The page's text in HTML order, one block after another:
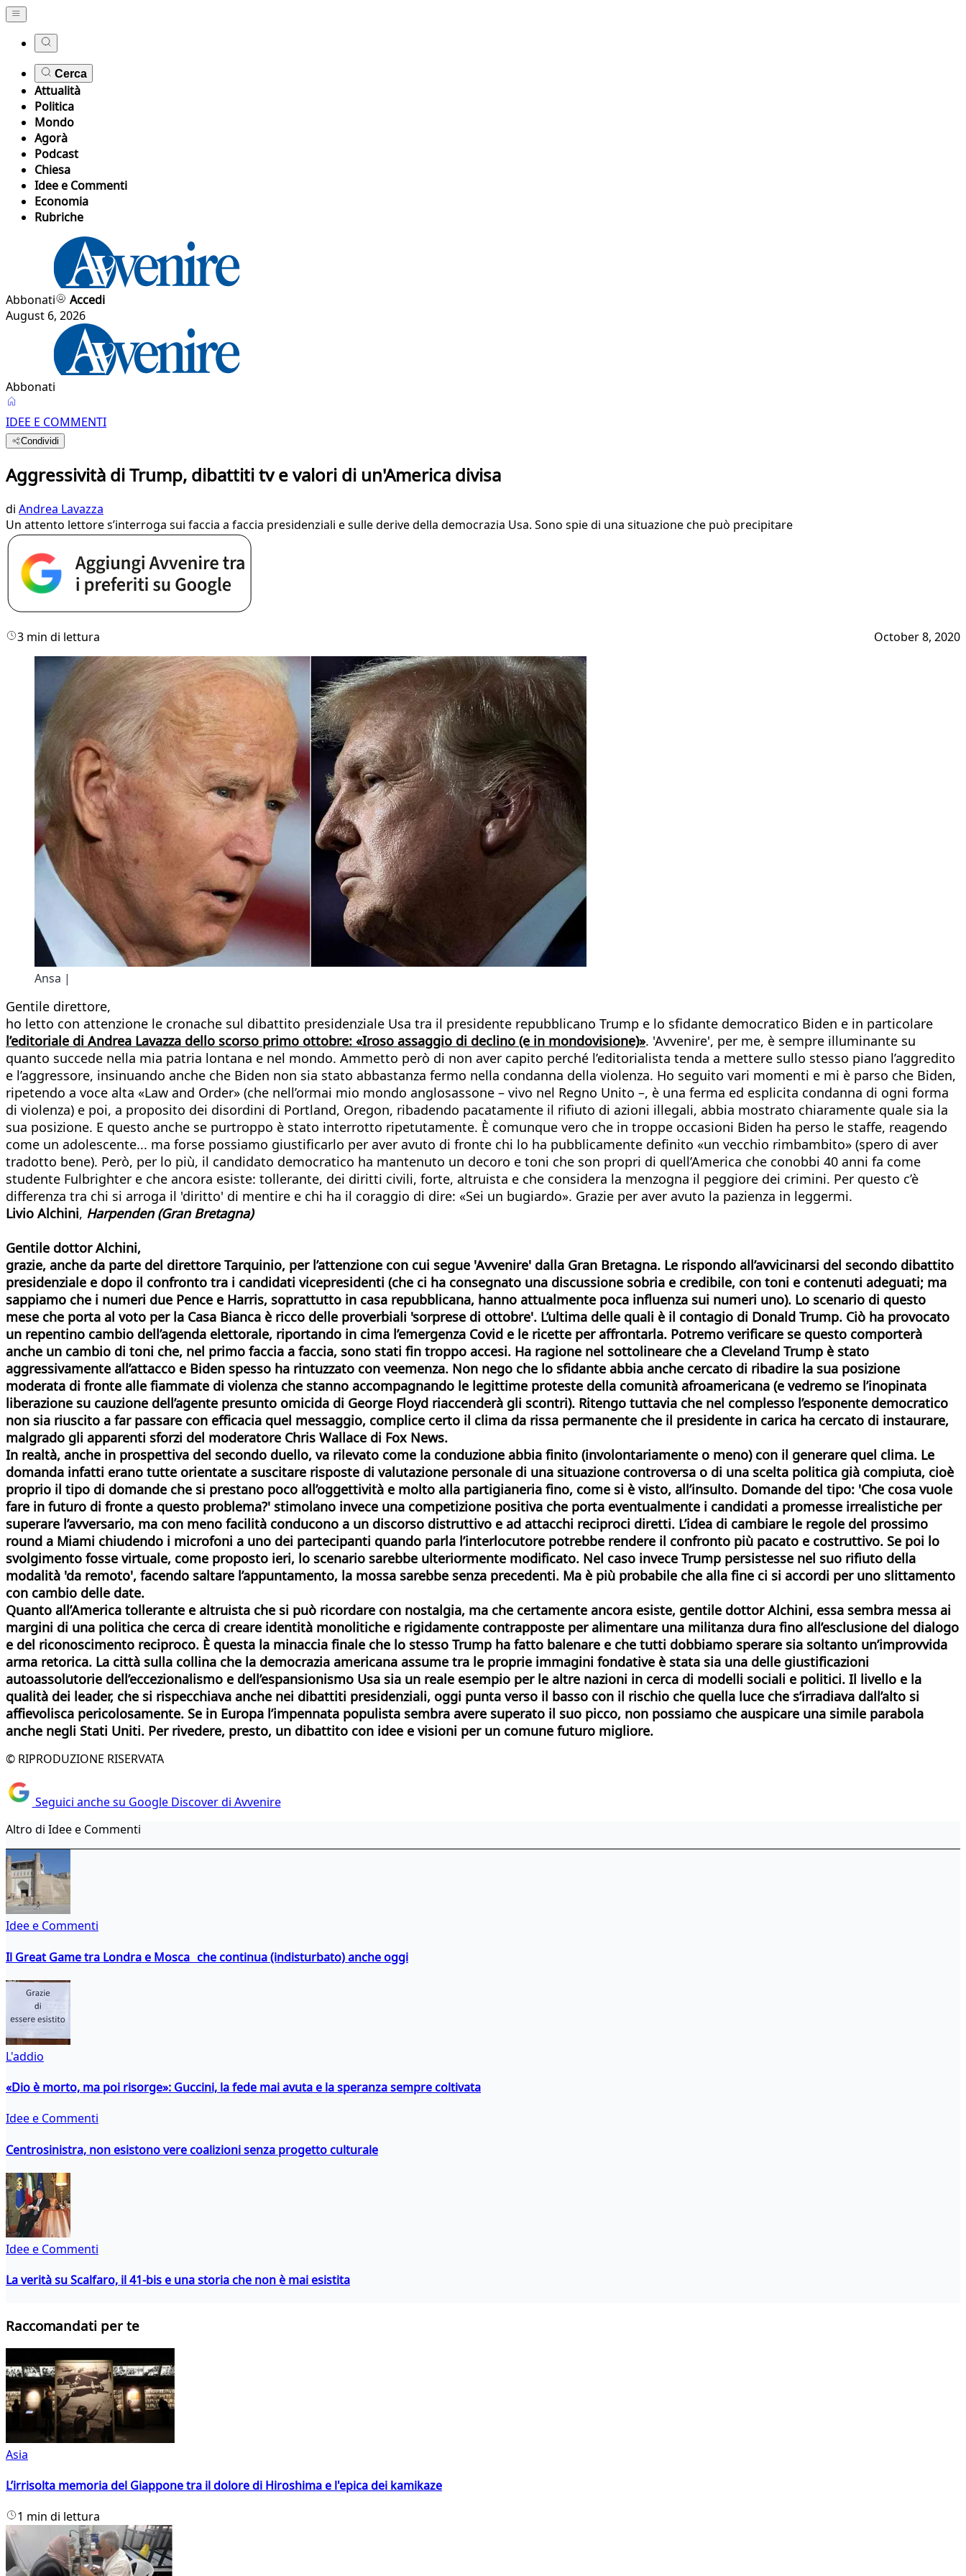
Cerca
Attualità
Politica
Mondo
Agorà
Podcast
Chiesa
Idee e Commenti
Economia
Rubriche
Abbonati
Accedi
August 6, 2026
Abbonati
IDEE E COMMENTI
Condividi
Aggressività di Trump, dibattiti tv e valori di un'America divisa
di Andrea Lavazza
Un attento lettore s’interroga sui faccia a faccia presidenziali e sulle derive della democrazia Usa. Sono spie di una situazione che può precipitare
3 min di lettura October 8, 2020
Ansa |
Gentile direttore,
ho letto con attenzione le cronache sul dibattito presidenziale Usa tra il presidente repubblicano Trump e lo sfidante democratico Biden e in particolare
l’editoriale di Andrea Lavazza dello scorso primo ottobre: «Iroso assaggio di declino (e in mondovisione)». 'Avvenire', per me, è sempre illuminante su
quanto succede nella mia patria lontana e nel mondo. Ammetto però di non aver capito perché l’editorialista tenda a mettere sullo stesso piano l’aggredito
e l’aggressore, insinuando anche che Biden non sia stato abbastanza fermo nella condanna della violenza. Ho seguito vari momenti e mi è parso che Biden,
ripetendo a voce alta «Law and Order» (che nell’ormai mio mondo anglosassone – vivo nel Regno Unito –, è una ferma ed esplicita condanna di ogni forma
di violenza) e poi, a proposito dei disordini di Portland, Oregon, ribadendo pacatamente il rifiuto di azioni illegali, abbia mostrato chiaramente quale sia la
sua posizione. E questo anche se purtroppo è stato interrotto ripetutamente. È comunque vero che in troppe occasioni Biden ha perso le staffe, reagendo
come un adolescente... ma forse possiamo giustificarlo per aver avuto di fronte chi lo ha pubblicamente definito «un vecchio rimbambito» (spero di aver
tradotto bene). Però, per lo più, il candidato democratico ha mantenuto un decoro e toni che son propri di quell’America che conobbi 40 anni fa come
studente Fulbrighter e che ancora esiste: tollerante, dei diritti civili, forte, altruista e che considera la menzogna il peggiore dei crimini. Per questo c’è
differenza tra chi si arroga il 'diritto' di mentire e chi ha il coraggio di dire: «Sei un bugiardo». Grazie per aver avuto la pazienza in leggermi.
Livio Alchini, Harpenden (Gran Bretagna)
Gentile dottor Alchini,
grazie, anche da parte del direttore Tarquinio, per l’attenzione con cui segue 'Avvenire' dalla Gran Bretagna. Le rispondo all’avvicinarsi del secondo dibattito
presidenziale e dopo il confronto tra i candidati vicepresidenti (che ci ha consegnato una discussione sobria e credibile, con toni e contenuti adeguati; ma
sappiamo che i numeri due Pence e Harris, soprattutto in casa repubblicana, hanno attualmente poca influenza sui numeri uno). Lo scenario di questo
mese che porta al voto per la Casa Bianca è ricco delle proverbiali 'sorprese di ottobre'. L’ultima delle quali è il contagio di Donald Trump. Ciò ha provocato
un repentino cambio dell’agenda elettorale, riportando in cima l’emergenza Covid e le ricette per affrontarla. Potremo verificare se questo comporterà
anche un cambio di toni che, nel primo faccia a faccia, sono stati fin troppo accesi. Ha ragione nel sottolineare che a Cleveland Trump è stato
aggressivamente all’attacco e Biden spesso ha rintuzzato con veemenza. Non nego che lo sfidante abbia anche cercato di ribadire la sua posizione
moderata di fronte alle fiammate di violenza che stanno accompagnando le legittime proteste della comunità afroamericana (e vedremo se l’inopinata
liberazione su cauzione dell’agente presunto omicida di George Floyd riaccenderà gli scontri). Ritengo tuttavia che nel complesso l’esponente democratico
non sia riuscito a far passare con efficacia quel messaggio, complice certo il clima da rissa permanente che il presidente in carica ha cercato di instaurare,
malgrado gli apparenti sforzi del moderatore Chris Wallace di Fox News.
In realtà, anche in prospettiva del secondo duello, va rilevato come la conduzione abbia finito (involontariamente o meno) con il generare quel clima. Le
domanda infatti erano tutte orientate a suscitare risposte di valutazione personale di una situazione controversa o di una scelta politica già compiuta, cioè
proprio il tipo di domande che si prestano poco all’oggettività e molto alla partigianeria fino, come si è visto, all’insulto. Domande del tipo: 'Che cosa vuole
fare in futuro di fronte a questo problema?' stimolano invece una competizione positiva che porta eventualmente i candidati a promesse irrealistiche per
superare l’avversario, ma con meno facilità conducono a un discorso distruttivo e ad attacchi reciproci diretti. L’idea di cambiare le regole del prossimo
round a Miami chiudendo i microfoni a uno dei partecipanti quando parla l’interlocutore potrebbe rendere il confronto più pacato e costruttivo. Se poi lo
svolgimento fosse virtuale, come proposto ieri, lo scenario sarebbe ulteriormente modificato. Nel caso invece Trump persistesse nel suo rifiuto della
modalità 'da remoto', facendo saltare l’appuntamento, la mossa sarebbe senza precedenti. Ma è più probabile che alla fine ci si accordi per uno slittamento
con cambio delle date.
Quanto all’America tollerante e altruista che si può ricordare con nostalgia, ma che certamente ancora esiste, gentile dottor Alchini, essa sembra messa ai
margini di una politica che cerca di creare identità monolitiche e rigidamente contrapposte per alimentare una militanza dura fino all’esclusione del dialogo
e del riconoscimento reciproco. È questa la minaccia finale che lo stesso Trump ha fatto balenare e che tutti dobbiamo sperare sia soltanto un’improvvida
arma retorica. La città sulla collina che la democrazia americana assume tra le proprie immagini fondative è stata sia una delle giustificazioni
autoassolutorie dell’eccezionalismo e dell’espansionismo Usa sia un reale esempio per le altre nazioni in cerca di modelli sociali e politici. Il livello e la
qualità dei leader, che si rispecchiava anche nei dibattiti presidenziali, oggi punta verso il basso con il rischio che quella luce che s’irradiava dall’alto si
affievolisca pericolosamente. Se in Europa l’impennata populista sembra avere superato il suo picco, non possiamo che auspicare una simile parabola
anche negli Stati Uniti. Per rivedere, presto, un dibattito con idee e visioni per un comune futuro migliore.
© RIPRODUZIONE RISERVATA
Seguici anche su Google Discover di Avvenire
Altro di Idee e Commenti
Idee e Commenti
Il Great Game tra Londra e Mosca che continua (indisturbato) anche oggi
L'addio
«Dio è morto, ma poi risorge»: Guccini, la fede mai avuta e la speranza sempre coltivata
Idee e Commenti
Centrosinistra, non esistono vere coalizioni senza progetto culturale
Idee e Commenti
La verità su Scalfaro, il 41-bis e una storia che non è mai esistita
Raccomandati per te
Asia
L’irrisolta memoria del Giappone tra il dolore di Hiroshima e l'epica dei kamikaze
1 min di lettura